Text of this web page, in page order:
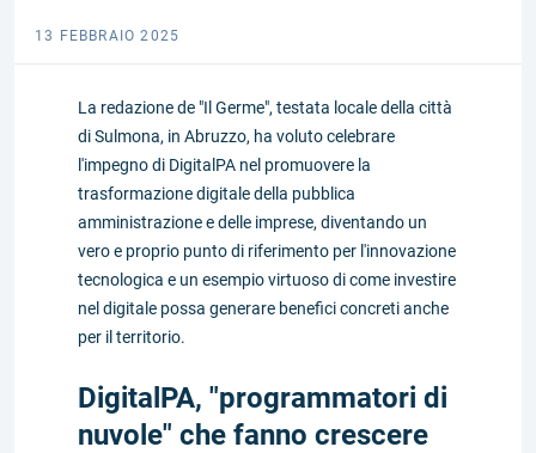
13 FEBBRAIO 2025
La redazione de "Il Germe", testata locale della città
di Sulmona, in Abruzzo, ha voluto celebrare
l'impegno di DigitalPA nel promuovere la
trasformazione digitale della pubblica
amministrazione e delle imprese, diventando un
vero e proprio punto di riferimento per l'innovazione
tecnologica e un esempio virtuoso di come investire
nel digitale possa generare benefici concreti anche
per il territorio.
DigitalPA, "programmatori di
nuvole" che fanno crescere